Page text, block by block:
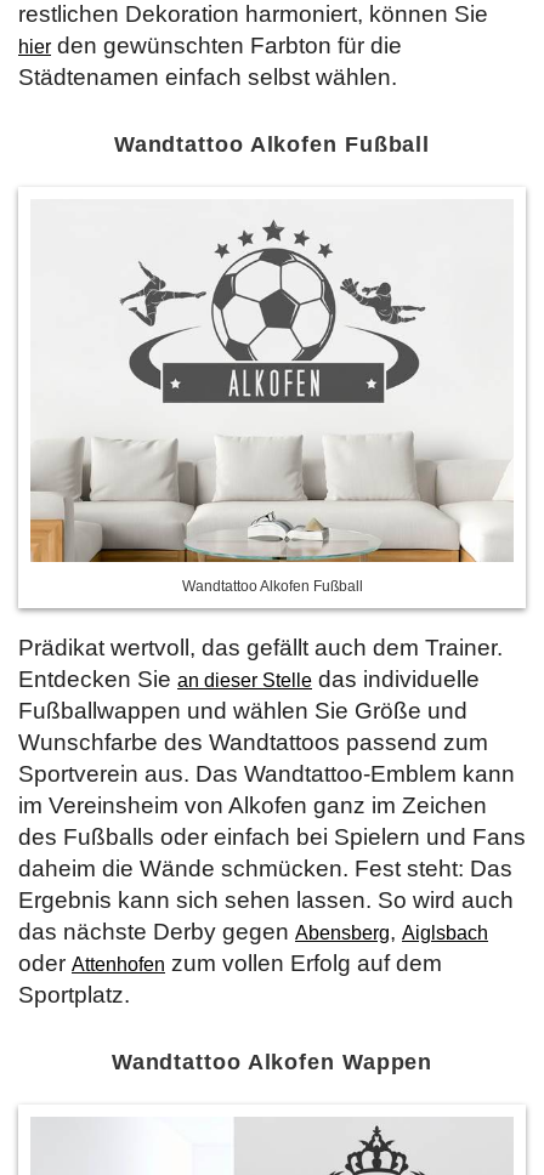
restlichen Dekoration harmoniert, können Sie
hier den gewünschten Farbton für die
Städtenamen einfach selbst wählen.
Wandtattoo Alkofen Fußball
Wandtattoo Alkofen Fußball
Prädikat wertvoll, das gefällt auch dem Trainer.
Entdecken Sie an dieser Stelle das individuelle
Fußballwappen und wählen Sie Größe und
Wunschfarbe des Wandtattoos passend zum
Sportverein aus. Das Wandtattoo-Emblem kann
im Vereinsheim von Alkofen ganz im Zeichen
des Fußballs oder einfach bei Spielern und Fans
daheim die Wände schmücken. Fest steht: Das
Ergebnis kann sich sehen lassen. So wird auch
das nächste Derby gegen Abensberg, Aiglsbach
oder Attenhofen zum vollen Erfolg auf dem
Sportplatz.
Wandtattoo Alkofen Wappen